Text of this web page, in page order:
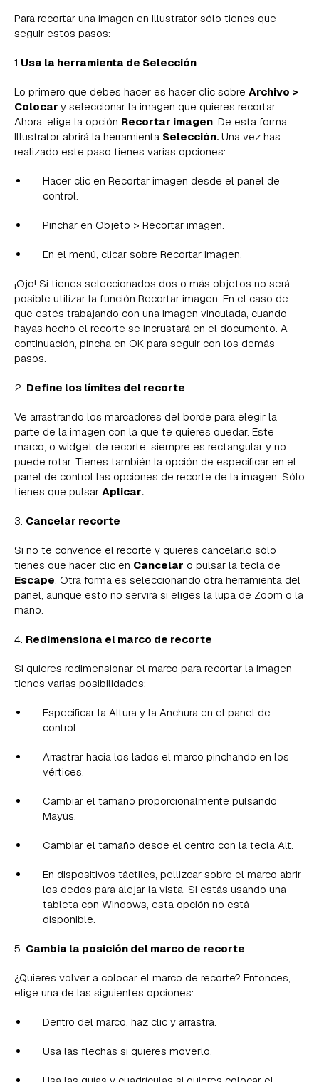
Para recortar una imagen en Illustrator sólo tienes que
seguir estos pasos:
1.Usa la herramienta de Selección
Lo primero que debes hacer es hacer clic sobre Archivo >
Colocar y seleccionar la imagen que quieres recortar.
Ahora, elige la opción Recortar imagen. De esta forma
Illustrator abrirá la herramienta Selección.Una vez has
realizado este paso tienes varias opciones:
Hacer clic en Recortar imagen desde el panel de
control.
Pinchar en Objeto > Recortar imagen.
En el menú, clicar sobre Recortar imagen.
¡Ojo! Si tienes seleccionados dos o más objetos no será
posible utilizar la función Recortar imagen. En el caso de
que estés trabajando con una imagen vinculada, cuando
hayas hecho el recorte se incrustará en el documento. A
continuación, pincha en OK para seguir con los demás
pasos.
2. Define los límites del recorte
Ve arrastrando los marcadores del borde para elegir la
parte de la imagen con la que te quieres quedar. Este
marco, o widget de recorte, siempre es rectangular y no
puede rotar. Tienes también la opción de especificar en el
panel de control las opciones de recorte de la imagen. Sólo
tienes que pulsar Aplicar.
3. Cancelar recorte
Si no te convence el recorte y quieres cancelarlo sólo
tienes que hacer clic en Cancelar o pulsar la tecla de
Escape. Otra forma es seleccionando otra herramienta del
panel, aunque esto no servirá si eliges la lupa de Zoom o la
mano.
4. Redimensiona el marco de recorte
Si quieres redimensionar el marco para recortar la imagen
tienes varias posibilidades:
Especificar la Altura y la Anchura en el panel de
control.
Arrastrar hacia los lados el marco pinchando en los
vértices.
Cambiar el tamaño proporcionalmente pulsando
Mayús.
Cambiar el tamaño desde el centro con la tecla Alt.
En dispositivos táctiles, pellizcar sobre el marco abrir
los dedos para alejar la vista. Si estás usando una
tableta con Windows, esta opción no está
disponible.
5. Cambia la posición del marco de recorte
¿Quieres volver a colocar el marco de recorte? Entonces,
elige una de las siguientes opciones:
Dentro del marco, haz clic y arrastra.
Usa las flechas si quieres moverlo.